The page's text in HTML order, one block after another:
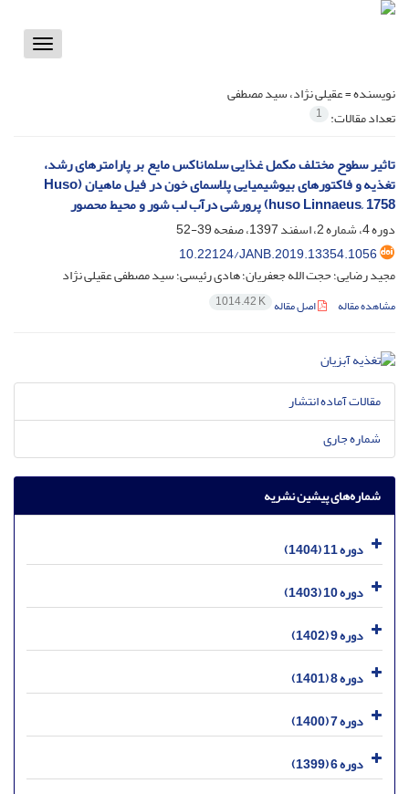
Toggle
نویسنده =عقیلی نژاد، سید مصطفی
تعداد مقالات: 1
تاثیر سطوح مختلف مکمل غذایی سلماناکس مایع بر پارامترهای رشد،
تغذیه و فاکتورهای بیوشیمیایی پلاسمای خون در فیل ماهیان (Huso
huso Linnaeus, 1758) پرورشی درآب لب شور و محیط محصور
دوره 4، شماره 2، اسفند 1397، صفحه
39-52
10.22124/JANB.2019.13354.1056
مجید رضایی؛ حجت الله جعفریان؛ هادی رئیسی؛ سید مصطفی عقیلی نژاد
مشاهده مقاله اصل مقاله 1014.42 K
مقالات آماده انتشار
شماره جاری
شماره‌های پیشین نشریه
دوره 11 (1404)
دوره 10 (1403)
دوره 9 (1402)
دوره 8 (1401)
دوره 7 (1400)
دوره 6 (1399)